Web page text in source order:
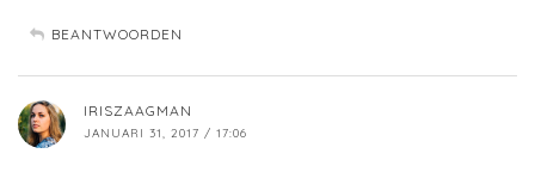
BEANTWOORDEN
IRISZAAGMAN
JANUARI 31, 2017 / 17:06